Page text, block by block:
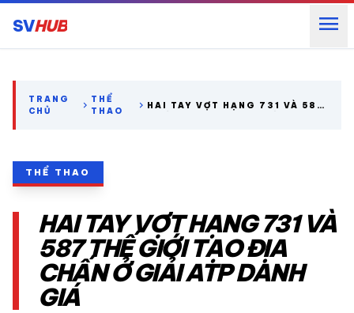
SVHUB menu
THỂ THAO TRONG NƯỚC
THỂ THAO expand_more
VIDEO
TRANG
CHỦ
chevron_right THỂ
THAO
chevron_right HAI TAY VỢT HẠNG 731 VÀ 587
THỂ THAO
HAI TAY VỢT HẠNG 731 VÀ
587 THẾ GIỚI TẠO ĐỊA
CHẤN Ở GIẢI ATP DANH
GIÁ